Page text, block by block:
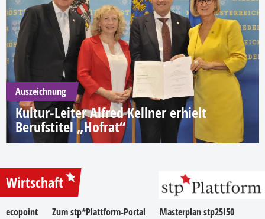
Auszeichnung
Kultur-Leiter Alfred Kellner erhielt
Berufstitel „Hofrat“
Wirtschaft
ecopoint Zum stp*Plattform-Portal Masterplan stp25I50